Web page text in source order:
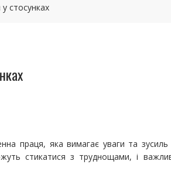
стосунках
праця, яка вимагає уваги та зусиль
стикатися з труднощами, і